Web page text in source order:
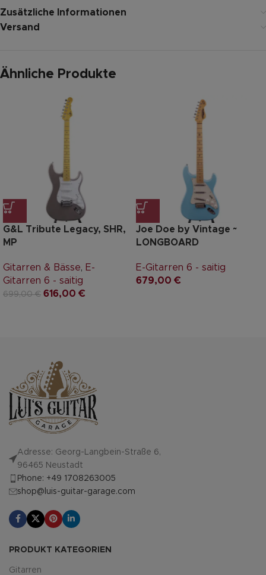
Zusätzliche Informationen
Versand
Ähnliche Produkte
G&L Tribute Legacy, SHR,
MP
Gitarren & Bässe, E-
Gitarren 6 - saitig
699,00€ 616,00 €
Joe Doe by Vintage ~
LONGBOARD
E-Gitarren 6 - saitig
679,00 €
Adresse: Georg-Langbein-Straße 6,
96465 Neustadt
Phone: +49 1708263005
shop@luis-guitar-garage.com
PRODUKT KATEGORIEN
Gitarren